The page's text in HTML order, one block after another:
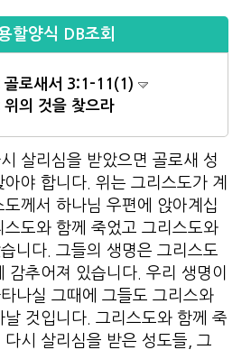
할양식 DB조회
골로새서 3:1-11(1)
위의 것을 찾으라
살리심을 받았으면 골로새 성
야 합니다. 위는 그리스도가 계
께서 하나님 우편에 앉아계십
스도와 함께 죽었고 그리스도와
니다. 그들의 생명은 그리스도
감추어져 있습니다. 우리 생명이
나실 그때에 그들도 그리스와
것입니다. 그리스도와 함께 죽
시 살리심을 받은 성도들, 그